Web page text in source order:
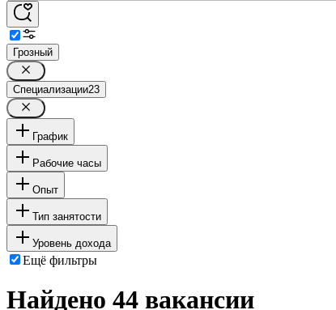
Грозный
Специализации23
График
Рабочие часы
Опыт
Тип занятости
Уровень дохода
Ещё фильтры
Найдено 44 вакансии